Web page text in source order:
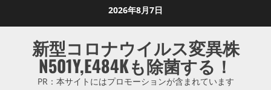
2026年8月7日
新型コロナウイルス変異株
N501Y,E484Kも除菌する！
PR：本サイトにはプロモーションが含まれています